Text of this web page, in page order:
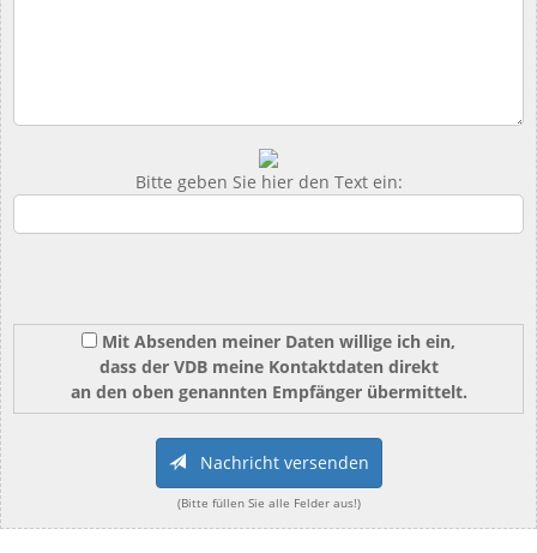
Bitte geben Sie hier den Text ein:
Mit Absenden meiner Daten willige ich ein,
dass der VDB meine Kontaktdaten direkt
an den oben genannten Empfänger übermittelt.
Nachricht versenden
(Bitte füllen Sie alle Felder aus!)